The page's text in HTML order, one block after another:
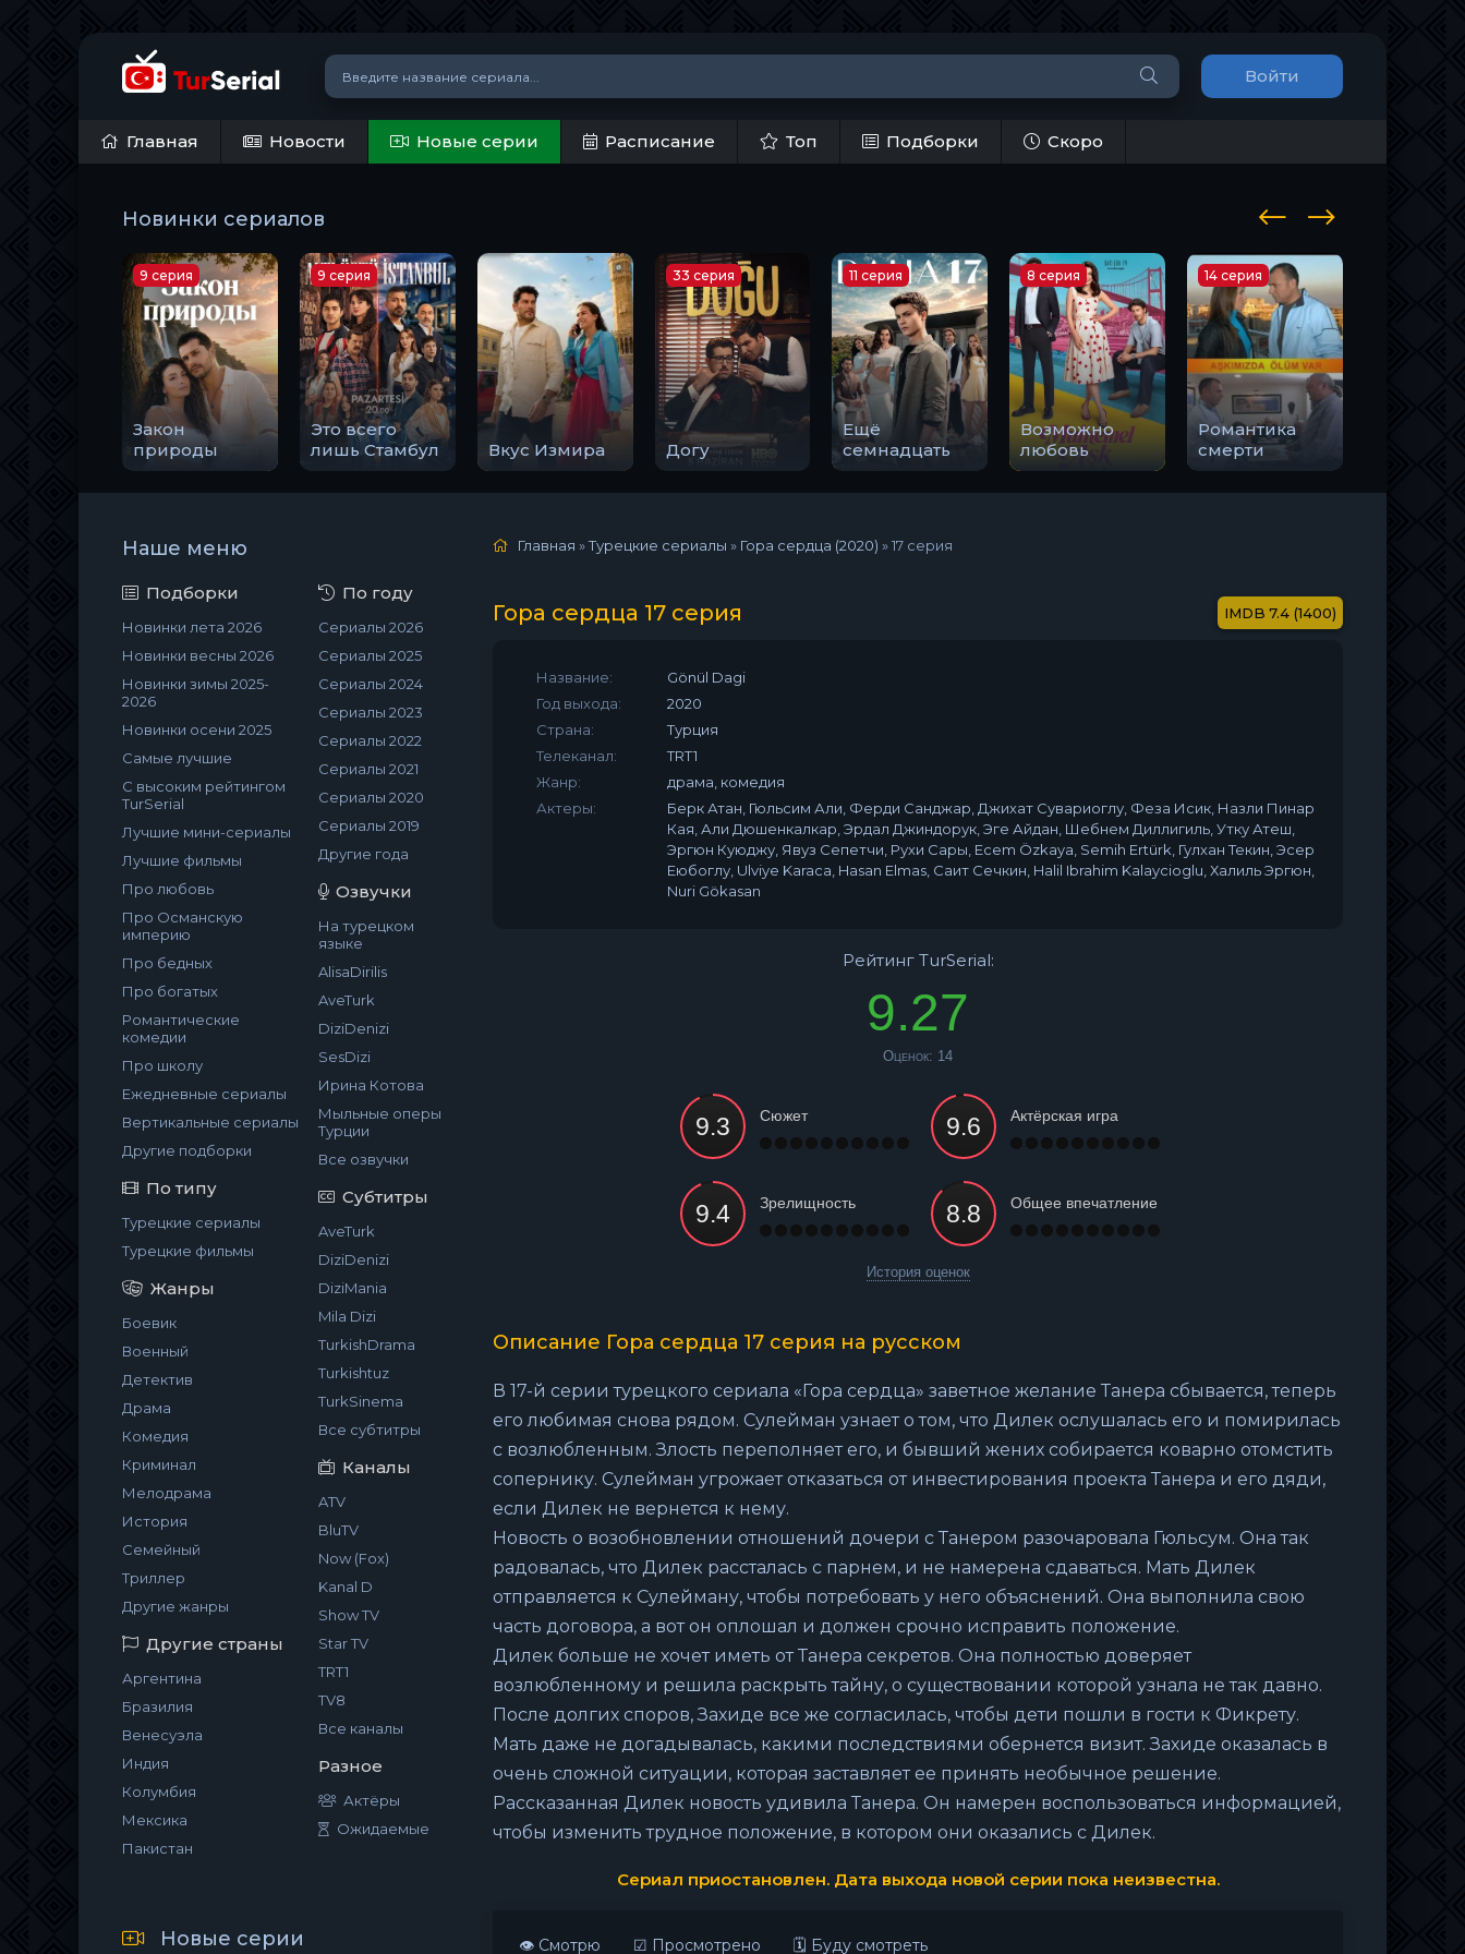
Войти
Главная Новости Новые серии Расписание Топ Подборки Скоро
Новинки сериалов
Закон
природы
9 серия
Это всего
лишь Стамбул
9 серия
Вкус Измира Догу
33 серия
Ещё
семнадцать
11 серия
Возможно
любовь
8 серия
Романтика
смерти
14 серия
Наше меню
Подборки
Новинки лета 2026
Новинки весны 2026
Новинки зимы 2025-
2026
Новинки осени 2025
Самые лучшие
С высоким рейтингом
TurSerial
Лучшие мини-сериалы
Лучшие фильмы
Про любовь
Про Османскую
империю
Про бедных
Про богатых
Романтические
комедии
Про школу
Ежедневные сериалы
Вертикальные сериалы
Другие подборки
По типу
Турецкие сериалы
Турецкие фильмы
Жанры
Боевик
Военный
Детектив
Драма
Комедия
Криминал
Мелодрама
История
Семейный
Триллер
Другие жанры
Другие страны
Аргентина
Бразилия
Венесуэла
Индия
Колумбия
Мексика
Пакистан
По году
Сериалы 2026
Сериалы 2025
Сериалы 2024
Сериалы 2023
Сериалы 2022
Сериалы 2021
Сериалы 2020
Сериалы 2019
Другие года
Озвучки
На турецком
языке
AlisaDirilis
AveTurk
DiziDenizi
SesDizi
Ирина Котова
Мыльные оперы
Турции
Все озвучки
Субтитры
AveTurk
DiziDenizi
DiziMania
Mila Dizi
TurkishDrama
Turkishtuz
TurkSinema
Все субтитры
Каналы
ATV
BluTV
Now (Fox)
Kanal D
Show TV
Star TV
TRT1
TV8
Все каналы
Разное
Актёры
Ожидаемые
Новые серии
Главная »Турецкие сериалы » Гора сердца (2020) »17 серия
Гора сердца 17 серия 7.4 (1400)
06.02.2022
Название:
Gönül Dagi
Год выхода:
2020
Страна:
Турция
Телеканал:
TRT1
Жанр:
драма, комедия
Актеры:
Берк Атан, Гюльсим Али, Ферди Санджар, Джихат Сувариоглу, Феза Исик, Назли Пинар
Кая, Али Дюшенкалкар, Эрдал Джиндорук, Эге Айдан, Шебнем Диллигиль, Утку Атеш,
Эргюн Куюджу, Явуз Сепетчи, Рухи Сары, Ecem Özkaya, Semih Ertürk, Гулхан Текин, Эсер
Еюбоглу, Ulviye Karaca, Hasan Elmas, Саит Сечкин, Halil Ibrahim Kalaycioglu, Халиль Эргюн,
Nuri Gökasan
Рейтинг TurSerial:
9.27
Оценок: 14
Сюжет Актёрская игра
Зрелищность Общее впечатление
История оценок
Описание Гора сердца 17 серия на русском
В 17-й серии турецкого сериала «Гора сердца» заветное желание Танера сбывается, теперь
его любимая снова рядом. Сулейман узнает о том, что Дилек ослушалась его и помирилась
с возлюбленным. Злость переполняет его, и бывший жених собирается коварно отомстить
сопернику. Сулейман угрожает отказаться от инвестирования проекта Танера и его дяди,
если Дилек не вернется к нему.
Новость о возобновлении отношений дочери с Танером разочаровала Гюльсум. Она так
радовалась, что Дилек рассталась с парнем, и не намерена сдаваться. Мать Дилек
отправляется к Сулейману, чтобы потребовать у него объяснений. Она выполнила свою
часть договора, а вот он оплошал и должен срочно исправить положение.
Дилек больше не хочет иметь от Танера секретов. Она полностью доверяет
возлюбленному и решила раскрыть тайну, о существовании которой узнала не так давно.
После долгих споров, Захиде все же согласилась, чтобы дети пошли в гости к Фикрету.
Мать даже не догадывалась, какими последствиями обернется визит. Захиде оказалась в
очень сложной ситуации, которая заставляет ее принять необычное решение.
Рассказанная Дилек новость удивила Танера. Он намерен воспользоваться информацией,
чтобы изменить трудное положение, в котором они оказались с Дилек.
Сериал приостановлен. Дата выхода новой серии пока неизвестна.
👁 Смотрю ☑ Просмотрено 🗓 Буду смотреть